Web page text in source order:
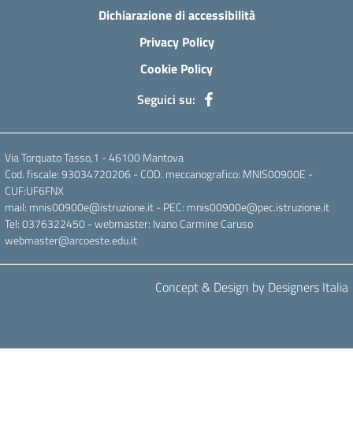
Dichiarazione di accessibilità
Privacy Policy
Cookie Policy
Seguici su:
Via Torquato Tasso,1 - 46100 Mantova
Cod. fiscale: 93034720206 - COD. meccanografico: MNIS00900E -
CUF:UF6FNX
mail: mnis00900e@istruzione.it - PEC: mnis00900e@pec.istruzione.it
Tel: 0376322450 - webmaster: Ivano Carmine Caruso
webmaster@arcoeste.edu.it
Concept & Design by Designers Italia